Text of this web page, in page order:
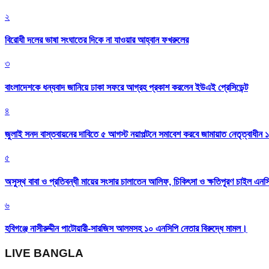
২
বিরোধী দলের ভাষা সংঘাতের দিকে না যাওয়ার আহ্বান ফখরুলের
৩
বাংলাদেশকে ধন্যবাদ জানিয়ে ঢাকা সফরে আগ্রহ প্রকাশ করলেন ইউএই প্রেসিডেন্ট
৪
জুলাই সনদ বাস্তবায়নের দাবিতে ৫ আগস্ট নয়াপল্টনে সমাবেশ করবে জামায়াত নেতৃত্বাধীন
৫
অসুস্থ বাবা ও প্রতিবন্ধী মায়ের সংসার চালাতেন আলিফ, চিকিৎসা ও ক্ষতিপূরণ চাইল
৬
হবিগঞ্জে নাসীরুদ্দীন পাটোয়ারী-সারজিস আলমসহ ১০ এনসিপি নেতার বিরুদ্ধে মামল।
LIVE BANGLA